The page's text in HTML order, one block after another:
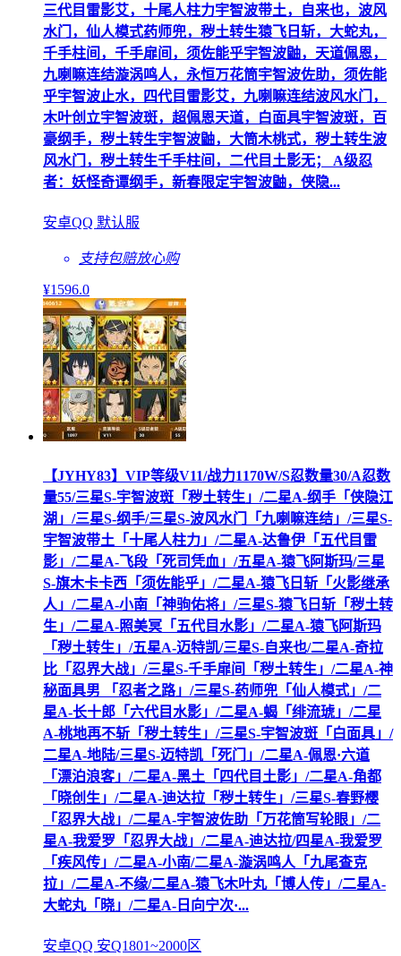
三代目雷影艾，十尾人柱力宇智波带土，自来也，波风
水门，仙人模式药师兜，秽土转生猿飞日斩，大蛇丸，
千手柱间，千手扉间，须佐能乎宇智波鼬，天道佩恩，
九喇嘛连结漩涡鸣人，永恒万花筒宇智波佐助，须佐能
乎宇智波止水，四代目雷影艾，九喇嘛连结波风水门，
木叶创立宇智波斑，超佩恩天道，白面具宇智波斑，百
豪纲手，秽土转生宇智波鼬，大筒木桃式，秽土转生波
风水门，秽土转生千手柱间，二代目土影无； A级忍
者：妖怪奇谭纲手，新春限定宇智波鼬，侠隐...
安卓QQ 默认服
支持包赔放心购
¥1596.0
【JYHY83】VIP等级V11/战力1170W/S忍数量30/A忍数
量55/三星S-宇智波斑「秽土转生」/二星A-纲手「侠隐江
湖」/三星S-纲手/三星S-波风水门「九喇嘛连结」/三星S-
宇智波带土「十尾人柱力」/二星A-达鲁伊「五代目雷
影」/二星A-飞段「死司凭血」/五星A-猿飞阿斯玛/三星
S-旗木卡卡西「须佐能乎」/二星A-猿飞日斩「火影继承
人」/二星A-小南「神驹佑将」/三星S-猿飞日斩「秽土转
生」/二星A-照美冥「五代目水影」/二星A-猿飞阿斯玛
「秽土转生」/五星A-迈特凯/三星S-自来也/二星A-奇拉
比「忍界大战」/三星S-千手扉间「秽土转生」/二星A-神
秘面具男 「忍者之路」/三星S-药师兜「仙人模式」/二
星A-长十郎「六代目水影」/二星A-蝎「绯流琥」/二星
A-桃地再不斩「秽土转生」/三星S-宇智波斑「白面具」/
二星A-地陆/三星S-迈特凯「死门」/二星A-佩恩·六道
「漂泊浪客」/二星A-黑土「四代目土影」/二星A-角都
「晓创生」/二星A-迪达拉「秽土转生」/三星S-春野樱
「忍界大战」/二星A-宇智波佐助「万花筒写轮眼」/二
星A-我爱罗「忍界大战」/二星A-迪达拉/四星A-我爱罗
「疾风传」/二星A-小南/二星A-漩涡鸣人「九尾查克
拉」/二星A-不缘/二星A-猿飞木叶丸「博人传」/二星A-
大蛇丸「晓」/二星A-日向宁次·...
安卓QQ 安Q1801~2000区